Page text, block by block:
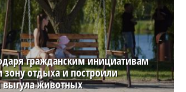
гражданским инициативам
зону отдыха и построили
животных